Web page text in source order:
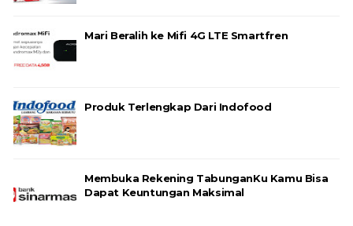
Mari Beralih ke Mifi 4G LTE Smartfren
Produk Terlengkap Dari Indofood
Membuka Rekening TabunganKu Kamu Bisa
Dapat Keuntungan Maksimal